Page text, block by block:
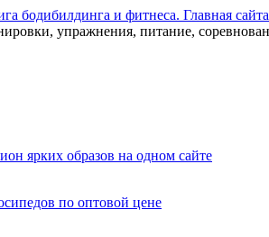
ярких образов на одном сайте
по оптовой цене